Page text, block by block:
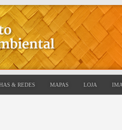
& REDES MAPAS LOJA